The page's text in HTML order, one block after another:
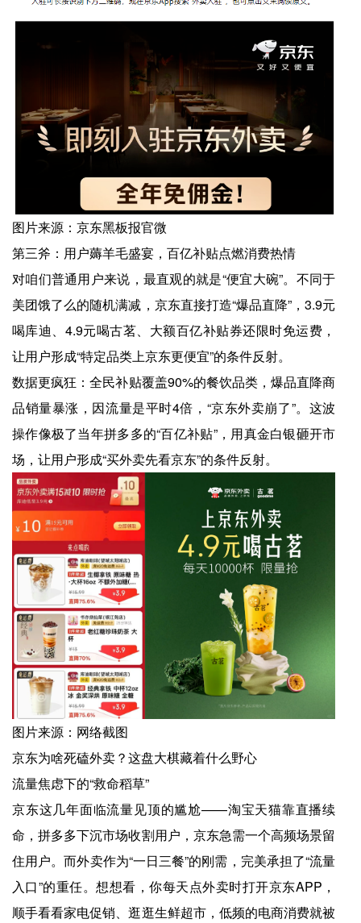
图片来源：京东黑板报官微
第三斧：用户薅羊毛盛宴，百亿补贴点燃消费热情
对咱们普通用户来说，最直观的就是“便宜大碗”。不同于
美团饿了么的随机满减，京东直接打造“爆品直降”，3.9元
喝库迪、4.9元喝古茗、大额百亿补贴券还限时免运费，
让用户形成“特定品类上京东更便宜”的条件反射。
数据更疯狂：全民补贴覆盖90%的餐饮品类，爆品直降商
品销量暴涨，因流量是平时4倍，“京东外卖崩了”。这波
操作像极了当年拼多多的“百亿补贴”，用真金白银砸开市
场，让用户形成“买外卖先看京东”的条件反射。
图片来源：网络截图
京东为啥死磕外卖？这盘大棋藏着什么野心
流量焦虑下的“救命稻草”
京东这几年面临流量见顶的尴尬——淘宝天猫靠直播续
命，拼多多下沉市场收割用户，京东急需一个高频场景留
住用户。而外卖作为“一日三餐”的刚需，完美承担了“流量
入口”的重任。想想看，你每天点外卖时打开京东APP，
顺手看看家电促销、逛逛生鲜超市，低频的电商消费就被